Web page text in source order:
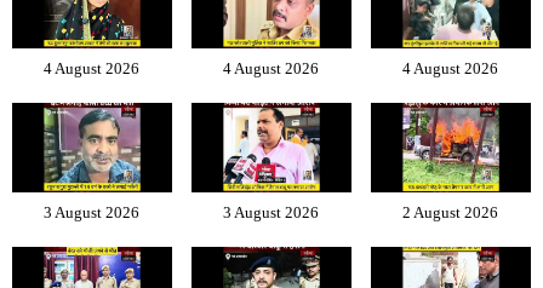
4 August 2026 4 August 2026 4 August 2026
3 August 2026 3 August 2026 2 August 2026